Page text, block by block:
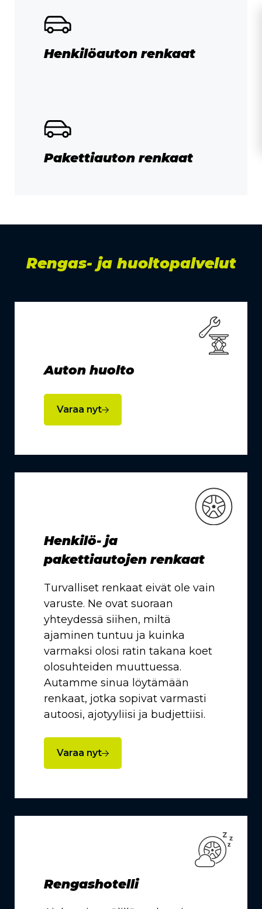
Henkilöauton renkaat
Pakettiauton renkaat
Rengas- ja huoltopalvelut
Auton huolto
Varaa nyt
Henkilö- ja
pakettiautojen renkaat
Turvalliset renkaat eivät ole vain
varuste. Ne ovat suoraan
yhteydessä siihen, miltä
ajaminen tuntuu ja kuinka
varmaksi olosi ratin takana koet
olosuhteiden muuttuessa.
Autamme sinua löytämään
renkaat, jotka sopivat varmasti
autoosi, ajotyyliisi ja budjettiisi.
Varaa nyt
Rengashotelli